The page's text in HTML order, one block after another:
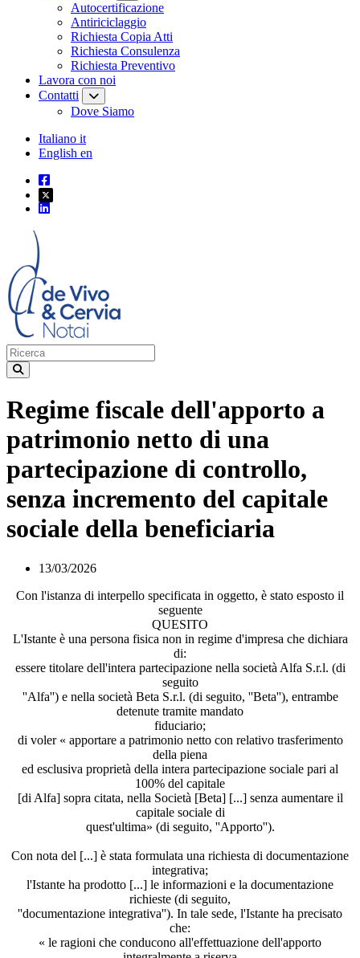
Autocertificazione
Antiriciclaggio
Richiesta Copia Atti
Richiesta Consulenza
Richiesta Preventivo
Lavora con noi
Contatti
Dove Siamo
Italiano it
English en
Regime fiscale dell'apporto a
patrimonio netto di una
partecipazione di controllo,
senza incremento del capitale
sociale della beneficiaria
13/03/2026
Con l'istanza di interpello specificata in oggetto, è stato esposto il
seguente
QUESITO
L'Istante è una persona fisica non in regime d'impresa che dichiara
di:
essere titolare dell'intera partecipazione nella società Alfa S.r.l. (di
seguito
''Alfa'') e nella società Beta S.r.l. (di seguito, ''Beta''), entrambe
detenute tramite mandato
fiduciario;
di voler « apportare a patrimonio netto con relativo trasferimento
della piena
ed esclusiva proprietà della intera partecipazione sociale pari al
100% del capitale
[di Alfa] sopra citata, nella Società [Beta] [...] senza aumentare il
capitale sociale di
quest'ultima» (di seguito, ''Apporto'').
Con nota del [...] è stata formulata una richiesta di documentazione
integrativa;
l'Istante ha prodotto [...] le informazioni e la documentazione
richieste (di seguito,
''documentazione integrativa''). In tale sede, l'Istante ha precisato
che:
« le ragioni che conducono all'effettuazione dell'apporto